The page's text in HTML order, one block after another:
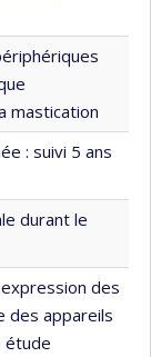
mastication
: suivi 5 ans
durant le
des
des appareils
étude